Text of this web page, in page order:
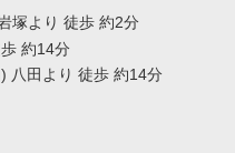
塚より 徒歩 約2分
約14分
八田より 徒歩 約14分